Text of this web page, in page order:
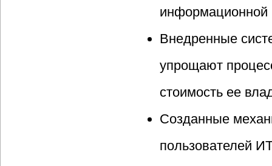
информационной
Внедренные
упрощают
стоимость ее
Созданные
пользователей